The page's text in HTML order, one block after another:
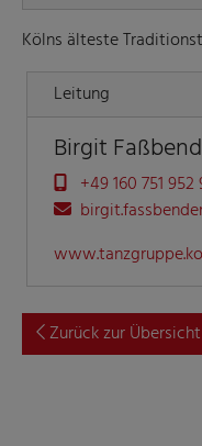
Kölns älteste
Leitung
Birgit
+49 160 751 952
Zurück zur Übersicht